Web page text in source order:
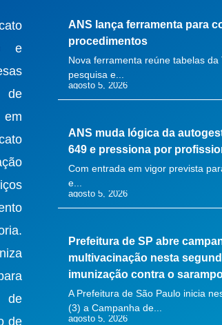
e
de
de
de
ANS lança ferramenta para
procedimentos
Nova ferramenta reúne tabelas da
pesquisa e...
agosto 5, 2026
ANS muda lógica da
649 e pressiona por
Com entrada em vigor prevista
e...
agosto 5, 2026
Prefeitura de SP abre
multivacinação nesta
imunização contra o
A Prefeitura de São Paulo inicia
(3) a Campanha de...
agosto 5, 2026